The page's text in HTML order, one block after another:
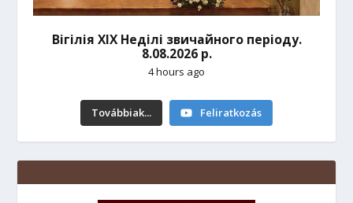
Вігілія ХІХ Неділі звичайного періоду.
8.08.2026 р.
4 hours ago
Továbbiak... Feliratkozás